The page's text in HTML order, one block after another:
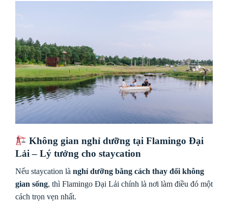
Không gian nghỉ dưỡng tại Flamingo Đại
Lải – Lý tưởng cho staycation
Nếu staycation là nghỉ dưỡng bằng cách thay đổi không
gian sống, thì Flamingo Đại Lải chính là nơi làm điều đó một
cách trọn vẹn nhất.